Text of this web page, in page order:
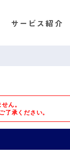
ん。
了承ください。